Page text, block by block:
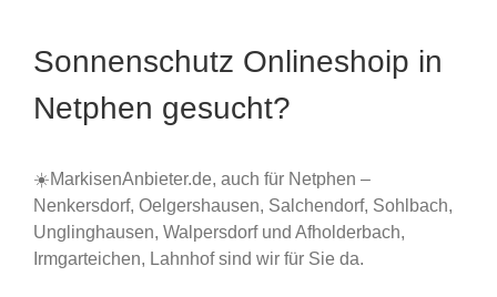
Sonnenschutz Onlineshoip in
Netphen gesucht?
☀️MarkisenAnbieter.de, auch für Netphen –
Nenkersdorf, Oelgershausen, Salchendorf, Sohlbach,
Unglinghausen, Walpersdorf und Afholderbach,
Irmgarteichen, Lahnhof sind wir für Sie da.